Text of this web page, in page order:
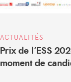
ACTUALITÉS
Prix de l’ESS
moment de